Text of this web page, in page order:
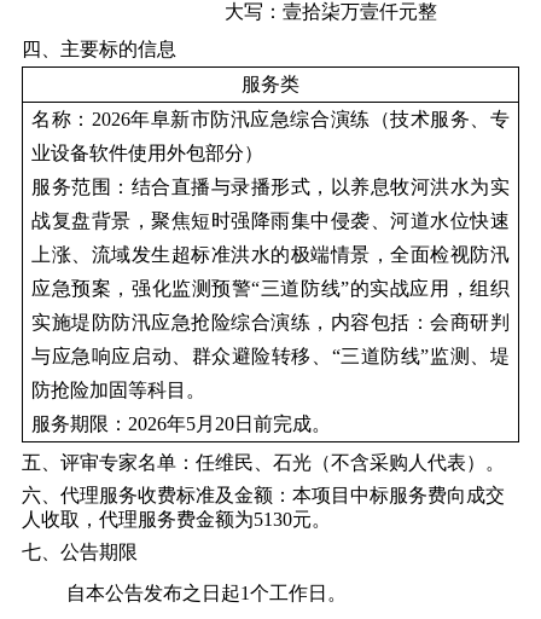
大写：壹拾柒万壹仟元整
四、主要标的信息
服务类
名称： 2026年阜新市防汛应急综合演练（技术服务、专
业设备软件使用外包部分）
服务范围：结合直播与录播形式，以养息牧河洪水为实
战复盘背景，聚焦短时强降雨集中侵袭、河道水位快速
上涨、流域发生超标准洪水的极端情景，全面检视防汛
应急预案，强化监测预警“三道防线”的实战应用，组织
实施堤防防汛应急抢险综合演练，内容包括：会商研判
与应急响应启动、群众避险转移、“三道防线”监测、堤
防抢险加固等科目 。
服务期限：2026年5月20日前完成。
五、评审专家名单：任维民、石光（不含采购人代表）。
六、代理服务收费标准及金额：本项目中标服务费向成交
人收取，代理服务费金额为5130元。
七、公告期限
自本公告发布之日起1个工作日。